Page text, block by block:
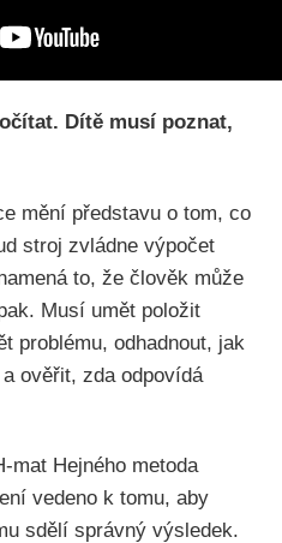
Dítě musí poznat,
mění představu o tom, co
stroj zvládne výpočet
to, že člověk může
Musí umět položit
problému, odhadnout, jak
ověřit, zda odpovídá
mat Hejného metoda
vedeno k tomu, aby
sdělí správný výsledek.